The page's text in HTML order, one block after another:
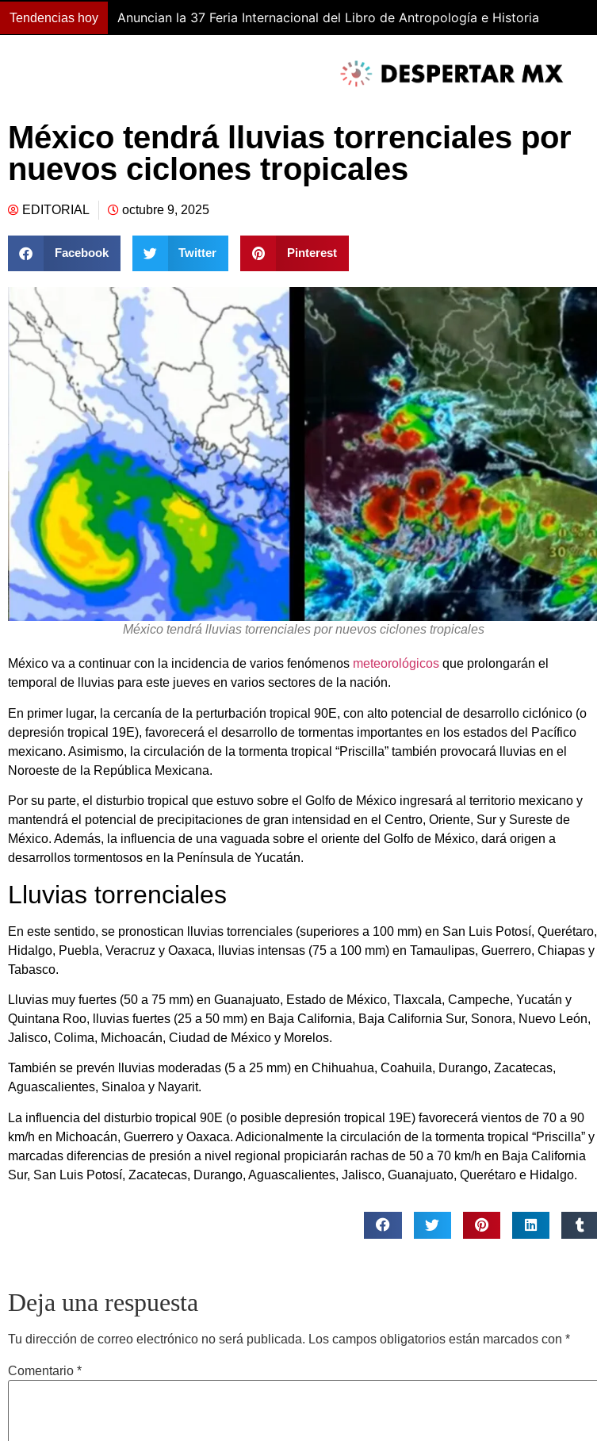
Tendencias hoy Anuncian la 37 Feria Internacional del Libro de Antropología e Historia
México tendrá lluvias torrenciales por
nuevos ciclones tropicales
EDITORIAL octubre 9, 2025
Facebook Twitter Pinterest
México tendrá lluvias torrenciales por nuevos ciclones tropicales
México va a continuar con la incidencia de varios fenómenos meteorológicos que prolongarán el
temporal de lluvias para este jueves en varios sectores de la nación.
En primer lugar, la cercanía de la perturbación tropical 90E, con alto potencial de desarrollo ciclónico (o
depresión tropical 19E), favorecerá el desarrollo de tormentas importantes en los estados del Pacífico
mexicano. Asimismo, la circulación de la tormenta tropical “Priscilla” también provocará lluvias en el
Noroeste de la República Mexicana.
Por su parte, el disturbio tropical que estuvo sobre el Golfo de México ingresará al territorio mexicano y
mantendrá el potencial de precipitaciones de gran intensidad en el Centro, Oriente, Sur y Sureste de
México. Además, la influencia de una vaguada sobre el oriente del Golfo de México, dará origen a
desarrollos tormentosos en la Península de Yucatán.
Lluvias torrenciales
En este sentido, se pronostican lluvias torrenciales (superiores a 100 mm) en San Luis Potosí, Querétaro,
Hidalgo, Puebla, Veracruz y Oaxaca, lluvias intensas (75 a 100 mm) en Tamaulipas, Guerrero, Chiapas y
Tabasco.
Lluvias muy fuertes (50 a 75 mm) en Guanajuato, Estado de México, Tlaxcala, Campeche, Yucatán y
Quintana Roo, lluvias fuertes (25 a 50 mm) en Baja California, Baja California Sur, Sonora, Nuevo León,
Jalisco, Colima, Michoacán, Ciudad de México y Morelos.
También se prevén lluvias moderadas (5 a 25 mm) en Chihuahua, Coahuila, Durango, Zacatecas,
Aguascalientes, Sinaloa y Nayarit.
La influencia del disturbio tropical 90E (o posible depresión tropical 19E) favorecerá vientos de 70 a 90
km/h en Michoacán, Guerrero y Oaxaca. Adicionalmente la circulación de la tormenta tropical “Priscilla” y
marcadas diferencias de presión a nivel regional propiciarán rachas de 50 a 70 km/h en Baja California
Sur, San Luis Potosí, Zacatecas, Durango, Aguascalientes, Jalisco, Guanajuato, Querétaro e Hidalgo.
Deja una respuesta
Tu dirección de correo electrónico no será publicada. Los campos obligatorios están marcados con *
Comentario *